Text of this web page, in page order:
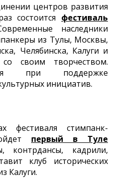
центров развития
состоится фестиваль
наследники
из Тулы, Москвы,
Челябинска, Калуги и
своим творчеством.
при поддержке
инициатив.
фестиваля стимпанк-
первый в Туле
контрдансы, кадрили,
клуб исторических
Калуги.